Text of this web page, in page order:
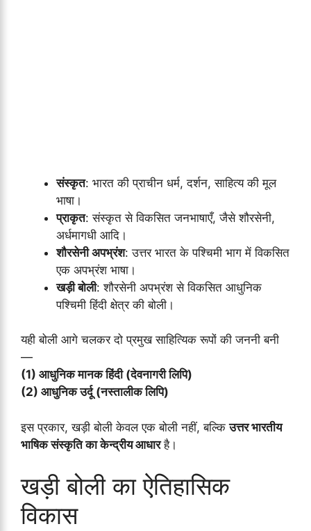
संस्कृत: भारत की प्राचीन धर्म, दर्शन, साहित्य की मूल
भाषा।
प्राकृत: संस्कृत से विकसित जनभाषाएँ, जैसे शौरसेनी,
अर्धमागधी आदि।
शौरसेनी अपभ्रंश: उत्तर भारत के पश्चिमी भाग में विकसित
एक अपभ्रंश भाषा।
खड़ी बोली: शौरसेनी अपभ्रंश से विकसित आधुनिक
पश्चिमी हिंदी क्षेत्र की बोली।
यही बोली आगे चलकर दो प्रमुख साहित्यिक रूपों की जननी बनी
—
(1) आधुनिक मानक हिंदी (देवनागरी लिपि)
(2) आधुनिक उर्दू (नस्तालीक लिपि)
इस प्रकार, खड़ी बोली केवल एक बोली नहीं, बल्किउत्तर भारतीय
भाषिक संस्कृति का केन्द्रीय आधारहै।
खड़ी बोली का ऐतिहासिक
विकास